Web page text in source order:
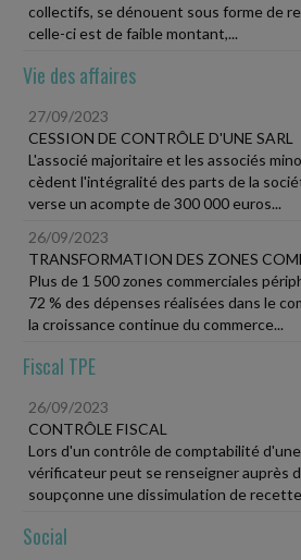
collectifs, se dénouent sous forme de
celle-ci est de faible montant,...
Vie des affaires
27/09/2023
CESSION DE CONTRÔLE D'UNE SARL
L'associé majoritaire et les associés
cèdent l'intégralité des parts de la
verse un acompte de 300 000 euros...
26/09/2023
TRANSFORMATION DES ZONES
Plus de 1 500 zones commerciales
72 % des dépenses réalisées dans le
la croissance continue du commerce...
Fiscal TPE
26/09/2023
CONTRÔLE FISCAL
Lors d'un contrôle de comptabilité
vérificateur peut se renseigner auprès
soupçonne une dissimulation de
Social